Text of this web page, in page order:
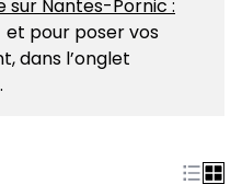
sur Nantes-Pornic :
dans un nouvel
et pour poser vos
dans l’onglet
.